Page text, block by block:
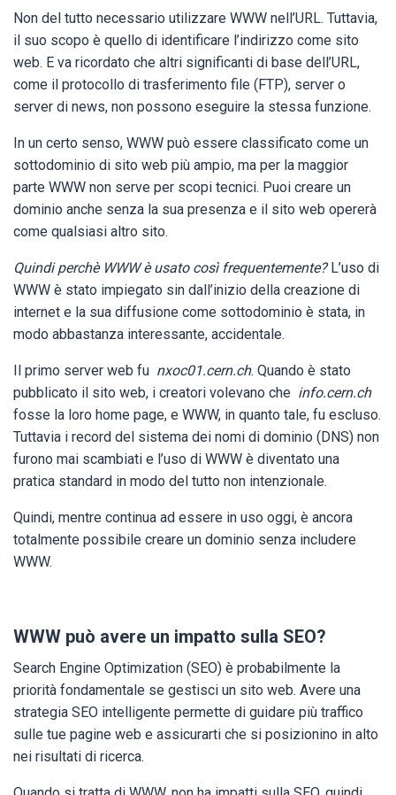
Non del tutto necessario utilizzare WWW nell’URL. Tuttavia,
il suo scopo è quello di identificare l’indirizzo come sito
web. E va ricordato che altri significanti di base dell’URL,
come il protocollo di trasferimento file (FTP), server o
server di news, non possono eseguire la stessa funzione.
In un certo senso, WWW può essere classificato come un
sottodominio di sito web più ampio, ma per la maggior
parte WWW non serve per scopi tecnici. Puoi creare un
dominio anche senza la sua presenza e il sito web opererà
come qualsiasi altro sito.
Quindi perchè WWW è usato così frequentemente?L’uso di
WWW è stato impiegato sin dall’inizio della creazione di
internet e la sua diffusione come sottodominio è stata, in
modo abbastanza interessante, accidentale.
Il primo server web fu nxoc01.cern.ch. Quando è stato
pubblicato il sito web, i creatori volevano che info.cern.ch
fosse la loro home page, e WWW, in quanto tale, fu escluso.
Tuttavia i record del sistema dei nomi di dominio (DNS) non
furono mai scambiati e l’uso di WWW è diventato una
pratica standard in modo del tutto non intenzionale.
Quindi, mentre continua ad essere in uso oggi, è ancora
totalmente possibile creare un dominio senza includere
WWW.
WWW può avere un impatto sulla SEO?
Search Engine Optimization (SEO) è probabilmente la
priorità fondamentale se gestisci un sito web. Avere una
strategia SEO intelligente permette di guidare più traffico
sulle tue pagine web e assicurarti che si posizionino in alto
nei risultati di ricerca.